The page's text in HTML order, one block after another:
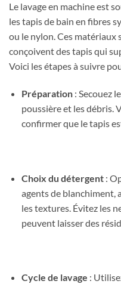
Le lavage en machine est
les tapis de bain en fibres
ou le nylon. Ces
conçoivent des tapis qui
Voici les étapes à suivre
Préparation: Secouez
poussière et les débris.
confirmer que le tapis
Choix du détergent:
agents de blanchiment,
les textures. Évitez les
peuvent laisser des
Cycle de lavage :